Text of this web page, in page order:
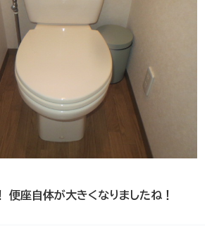
便座自体が大きくなりましたね！